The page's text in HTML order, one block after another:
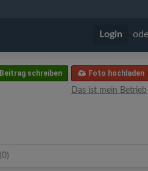
Login
Foto hochladen
Beitrag schreiben
Das ist mein Betrieb